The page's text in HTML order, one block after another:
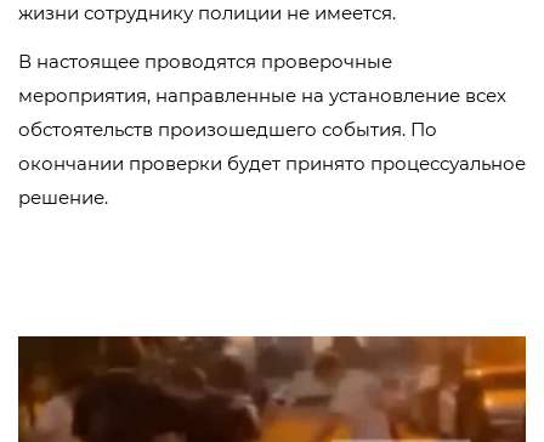
жизни сотруднику полиции не имеется.
В настоящее проводятся проверочные
мероприятия, направленные на установление всех
обстоятельств произошедшего события. По
окончании проверки будет принято процессуальное
решение.